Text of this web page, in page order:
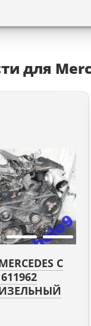
для
C